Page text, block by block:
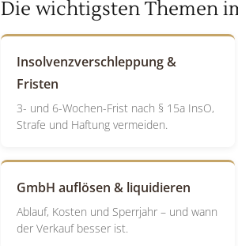
Die wichtigsten Themen
Insolvenzverschleppung &
Fristen
3- und 6-Wochen-Frist nach § 15a InsO,
Strafe und Haftung vermeiden.
GmbH auflösen & liquidieren
Ablauf, Kosten und Sperrjahr – und wann
der Verkauf besser ist.